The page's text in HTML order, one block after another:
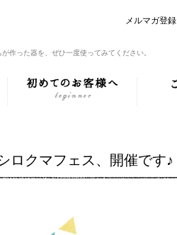
メルマガ登録
作った器を、ぜひ一度使ってみてください。
ロクマフェス、開催です♪